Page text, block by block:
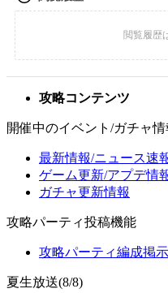
攻略コンテンツ
開催中のイベント/ガチャ情
最新情報/ニュース速
ゲーム更新/アプデ情
ガチャ更新情報
攻略パーティ投稿機能
攻略パーティ編成掲
夏生放送(8/8)